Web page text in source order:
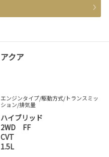
アクア
エンジンタイプ/駆動方式/トランスミッ
ション/排気量
ハイブリッド
2WD FF
CVT
1.5L